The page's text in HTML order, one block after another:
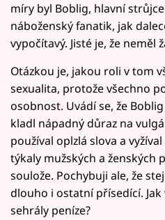
míry byl Boblig, hlavní
náboženský fanatik, jak
vypočítavý. Jisté je, že neměl
Otázkou je, jakou roli v tom
sexualita, protože všechno
osobnost. Uvádí se, že
kladl nápadný důraz na
používal oplzlá slova a
týkaly mužských a ženských
soulože. Pochybuji ale, že
dlouho i ostatní přísedící.
sehrály peníze?